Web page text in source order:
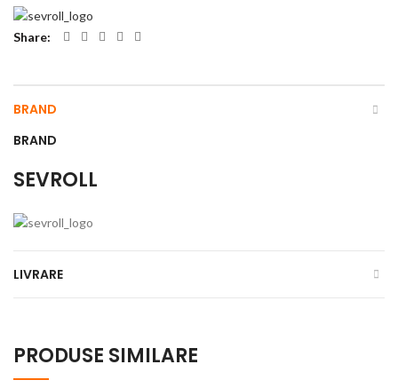
Share
BRAND
BRAND
SEVROLL
LIVRARE
PRODUSE SIMILARE